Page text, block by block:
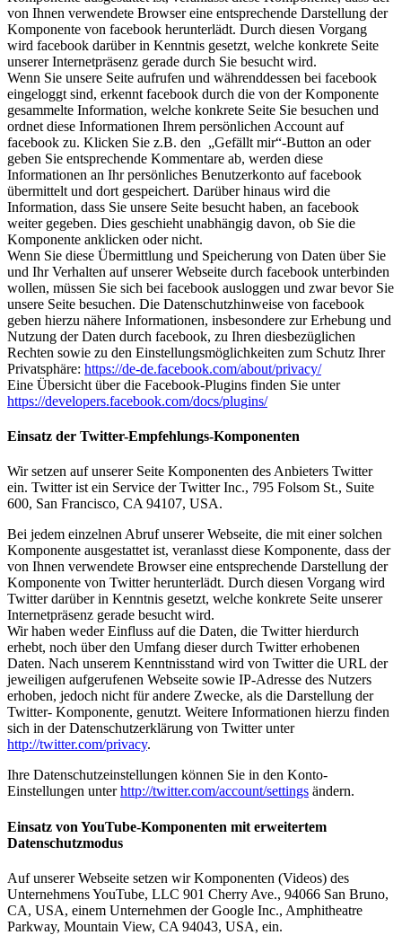
von Ihnen verwendete Browser eine entsprechende Darstellung der
Komponente von facebook herunterlädt. Durch diesen Vorgang
wird facebook darüber in Kenntnis gesetzt, welche konkrete Seite
unserer Internetpräsenz gerade durch Sie besucht wird.
Wenn Sie unsere Seite aufrufen und währenddessen bei facebook
eingeloggt sind, erkennt facebook durch die von der Komponente
gesammelte Information, welche konkrete Seite Sie besuchen und
ordnet diese Informationen Ihrem persönlichen Account auf
facebook zu. Klicken Sie z.B. den „Gefällt mir“-Button an oder
geben Sie entsprechende Kommentare ab, werden diese
Informationen an Ihr persönliches Benutzerkonto auf facebook
übermittelt und dort gespeichert. Darüber hinaus wird die
Information, dass Sie unsere Seite besucht haben, an facebook
weiter gegeben. Dies geschieht unabhängig davon, ob Sie die
Komponente anklicken oder nicht.
Wenn Sie diese Übermittlung und Speicherung von Daten über Sie
und Ihr Verhalten auf unserer Webseite durch facebook unterbinden
wollen, müssen Sie sich bei facebook ausloggen und zwar bevor Sie
unsere Seite besuchen. Die Datenschutzhinweise von facebook
geben hierzu nähere Informationen, insbesondere zur Erhebung und
Nutzung der Daten durch facebook, zu Ihren diesbezüglichen
Rechten sowie zu den Einstellungsmöglichkeiten zum Schutz Ihrer
Privatsphäre: https://de-de.facebook.com/about/privacy/
Eine Übersicht über die Facebook-Plugins finden Sie unter
https://developers.facebook.com/docs/plugins/
Einsatz der Twitter-Empfehlungs-Komponenten
Wir setzen auf unserer Seite Komponenten des Anbieters Twitter
ein. Twitter ist ein Service der Twitter Inc., 795 Folsom St., Suite
600, San Francisco, CA 94107, USA.
Bei jedem einzelnen Abruf unserer Webseite, die mit einer solchen
Komponente ausgestattet ist, veranlasst diese Komponente, dass der
von Ihnen verwendete Browser eine entsprechende Darstellung der
Komponente von Twitter herunterlädt. Durch diesen Vorgang wird
Twitter darüber in Kenntnis gesetzt, welche konkrete Seite unserer
Internetpräsenz gerade besucht wird.
Wir haben weder Einfluss auf die Daten, die Twitter hierdurch
erhebt, noch über den Umfang dieser durch Twitter erhobenen
Daten. Nach unserem Kenntnisstand wird von Twitter die URL der
jeweiligen aufgerufenen Webseite sowie IP-Adresse des Nutzers
erhoben, jedoch nicht für andere Zwecke, als die Darstellung der
Twitter- Komponente, genutzt. Weitere Informationen hierzu finden
sich in der Datenschutzerklärung von Twitter unter
http://twitter.com/privacy.
Ihre Datenschutzeinstellungen können Sie in den Konto-
Einstellungen unterhttp://twitter.com/account/settings ändern.
Einsatz von YouTube-Komponenten mit erweitertem
Datenschutzmodus
Auf unserer Webseite setzen wir Komponenten (Videos) des
Unternehmens YouTube, LLC 901 Cherry Ave., 94066 San Bruno,
CA, USA, einem Unternehmen der Google Inc., Amphitheatre
Parkway, Mountain View, CA 94043, USA, ein.